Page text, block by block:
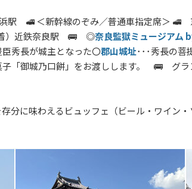
駅 🚅 ＜新幹線のぞみ／普通車指定席＞ 🚅
）近鉄奈良駅 🚌 ◎奈良監獄ミュージアム
秀長が城主となった〇郡山城址･･･秀長の
「御城乃口餅」をお渡しします。 🚌 グ
分に味わえるビュッフェ（ビール・ワイン・